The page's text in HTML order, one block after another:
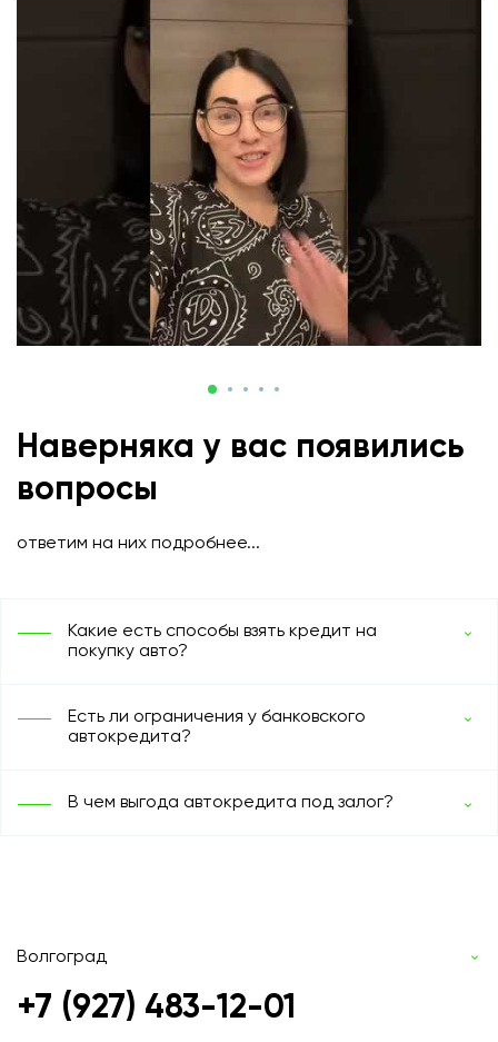
Наверняка у вас появились
вопросы
ответим на них подробнее...
Какие есть способы взять кредит на
покупку авто?
Есть ли ограничения у банковского
автокредита?
В чем выгода автокредита под залог?
Волгоград
+7 (927) 483-12-01